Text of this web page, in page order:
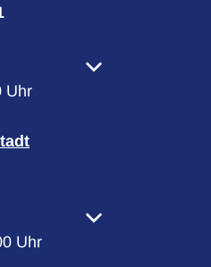
Schließzeiten auszublenden
Uhr
Schließzeiten auszublenden
Uhr